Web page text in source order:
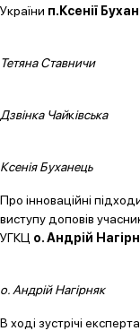
України п.Ксенії
Тетяна Ставничи
Дзвінка Чайківська
Ксенія Буханець
Про інноваційні
виступу доповів
УГКЦ о. Андрій
о. Андрій Нагірняк
В ході зустрічі